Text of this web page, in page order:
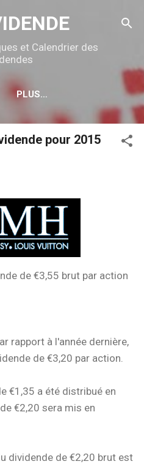
principal
et Calendrier des
PLUS…
pour 2015
de €3,55 brut par action
rapport à l'année dernière,
de €3,20 par action.
€1,35 a été distribué en
€2,20 sera mis en
dividende de €2,20 brut est